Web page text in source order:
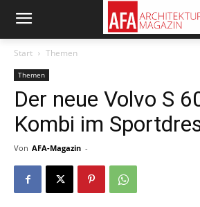
Start Themen
Themen
Der neue Volvo S
Kombi im
Von AFA-Magazin -